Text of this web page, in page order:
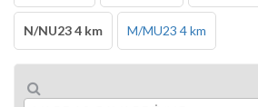
N/NU23 4 km M/MU23 4 km